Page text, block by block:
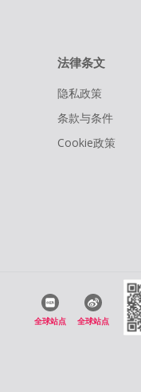
法律条文
隐私政策
条款与条件
Cookie政策
全球站点 全球站点